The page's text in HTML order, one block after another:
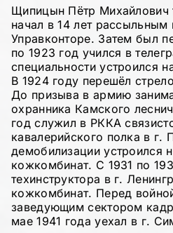
Щипицын Пётр Михайлович
начал в 14 лет рассыльным
Управконторе. Затем был
по 1923 год учился в
специальности устроился
В 1924 году перешёл
До призыва в армию
охранника Камского
год служил в РККА
кавалерийского полка в г.
демобилизации устроился
кожкомбинат. С 1931 по
техинструктора в г.
кожкомбинат. Перед
заведующим сектором
мае 1941 года уехал в г.